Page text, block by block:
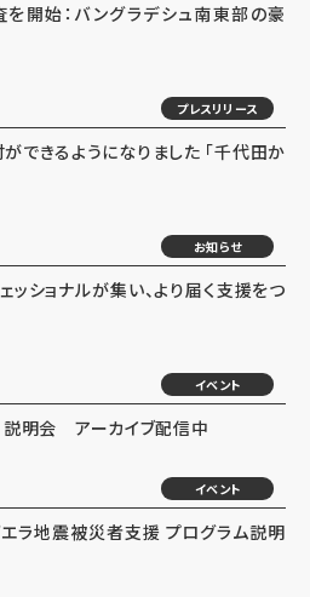
開始：バングラデシュ南東部の豪
プレスリリース
できるようになりました 「千代田か
お知らせ
ッショナルが集い、より届く支援をつ
イベント
明会 アーカイブ配信中
イベント
エラ地震被災者支援 プログラム説明